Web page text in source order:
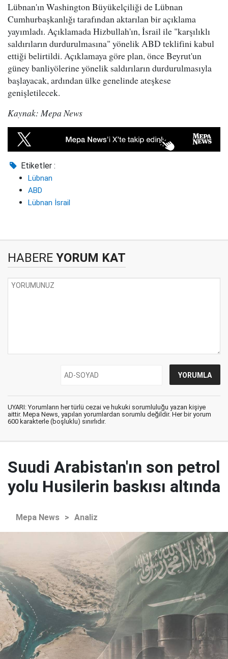
Lübnan'ın Washington Büyükelçiliği de Lübnan
Cumhurbaşkanlığı tarafından aktarılan bir açıklama
yayımladı. Açıklamada Hizbullah'ın, İsrail ile "karşılıklı
saldırıların durdurulmasına" yönelik ABD teklifini kabul
ettiği belirtildi. Açıklamaya göre plan, önce Beyrut'un
güney banliyölerine yönelik saldırıların durdurulmasıyla
başlayacak, ardından ülke genelinde ateşkese
genişletilecek.
Kaynak: Mepa News
Etiketler :
Lübnan
ABD
Lübnan İsrail
HABERE YORUM KAT
UYARI: Yorumların her türlü cezai ve hukuki sorumluluğu yazan kişiye
aittir. Mepa News, yapılan yorumlardan sorumlu değildir. Her bir yorum
600 karakterle (boşluklu) sınırlıdır.
Suudi Arabistan'ın son petrol
yolu Husilerin baskısı altında
Mepa News > Analiz